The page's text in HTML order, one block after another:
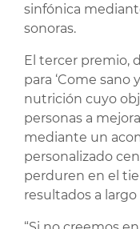
sinfónica
sonoras.
El tercer premio,
para ‘Come sano
nutrición cuyo
personas a
mediante un
personalizado
perduren en el
resultados a largo